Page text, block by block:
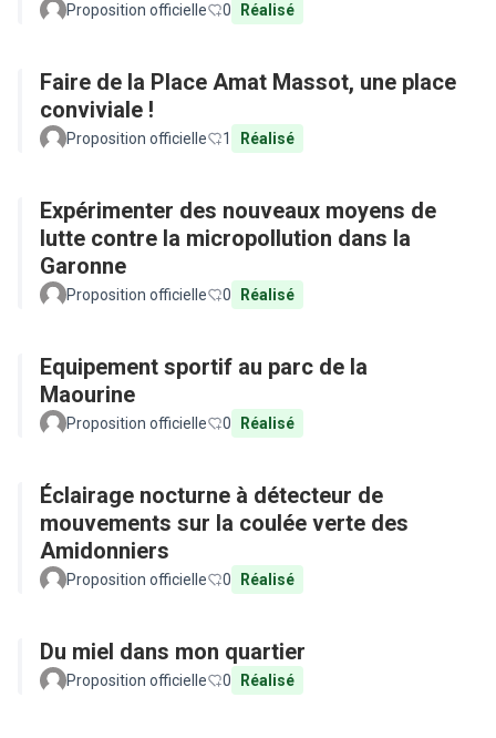
Proposition officielle 0 Réalisé
Faire de la Place Amat Massot, une place
conviviale !
Proposition officielle 1 Réalisé
Expérimenter des nouveaux moyens de
lutte contre la micropollution dans la
Garonne
Proposition officielle 0 Réalisé
Equipement sportif au parc de la
Maourine
Proposition officielle 0 Réalisé
Éclairage nocturne à détecteur de
mouvements sur la coulée verte des
Amidonniers
Proposition officielle 0 Réalisé
Du miel dans mon quartier
Proposition officielle 0 Réalisé